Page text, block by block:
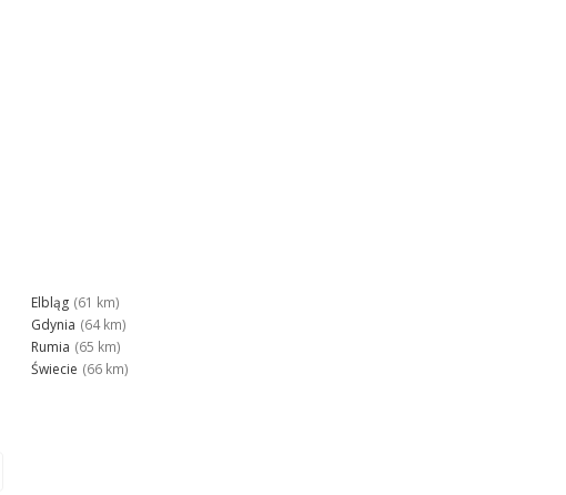
Elbląg (61 km)
Gdynia (64 km)
Rumia (65 km)
Świecie (66 km)